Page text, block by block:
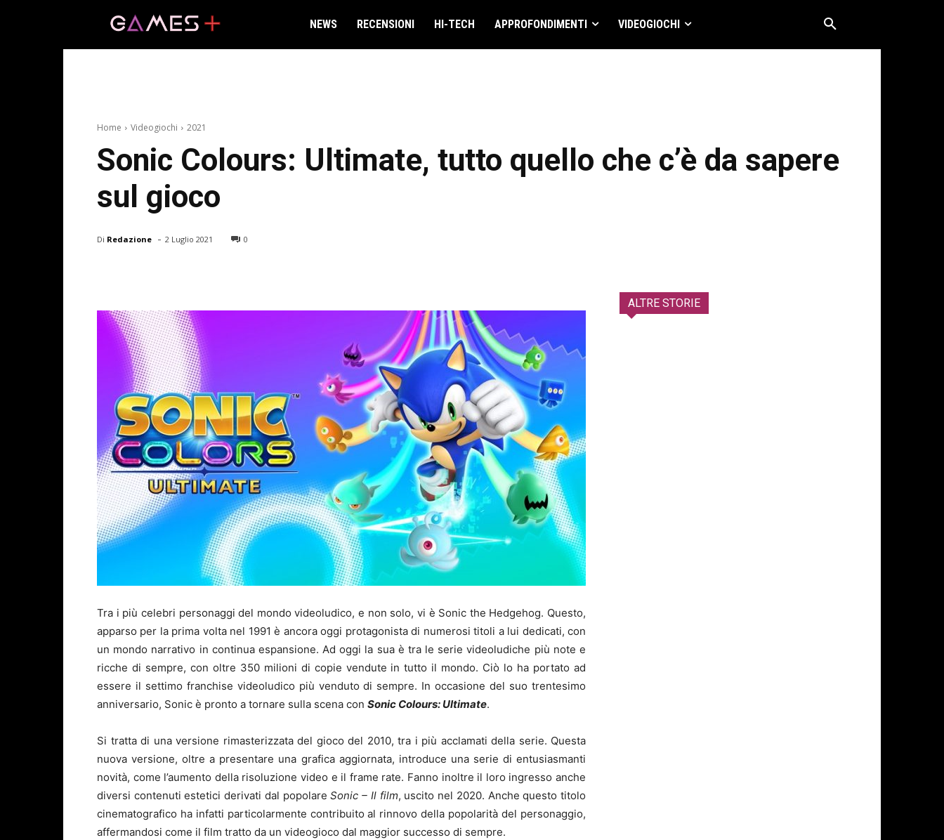
NEWS RECENSIONI HI-TECH APPROFONDIMENTI VIDEOGIOCHI
Home Videogiochi 2021
Sonic Colours: Ultimate, tutto quello che c’è da sapere
sul gioco
Di Redazione - 2 Luglio 2021 0
Tra i più celebri personaggi del mondo videoludico, e non solo, vi è Sonic the Hedgehog. Questo,
apparso per la prima volta nel 1991 è ancora oggi protagonista di numerosi titoli a lui dedicati, con
un mondo narrativo in continua espansione. Ad oggi la sua è tra le serie videoludiche più note e
ricche di sempre, con oltre 350 milioni di copie vendute in tutto il mondo. Ciò lo ha portato ad
essere il settimo franchise videoludico più venduto di sempre. In occasione del suo trentesimo
anniversario, Sonic è pronto a tornare sulla scena con Sonic Colours: Ultimate.
Si tratta di una versione rimasterizzata del gioco del 2010, tra i più acclamati della serie. Questa
nuova versione, oltre a presentare una grafica aggiornata, introduce una serie di entusiasmanti
novità, come l’aumento della risoluzione video e il frame rate. Fanno inoltre il loro ingresso anche
diversi contenuti estetici derivati dal popolareSonic – Il film, uscito nel 2020. Anche questo titolo
cinematografico ha infatti particolarmente contribuito al rinnovo della popolarità del personaggio,
affermandosi come il film tratto da un videogioco dal maggior successo di sempre.
ALTRE STORIE